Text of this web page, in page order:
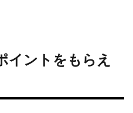
イントをもらえ